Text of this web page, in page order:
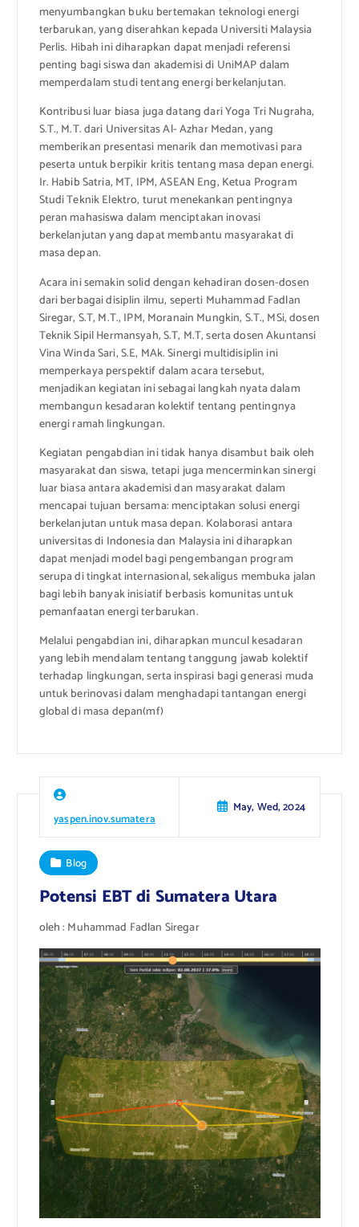
menyumbangkan buku bertemakan teknologi energi
terbarukan, yang diserahkan kepada Universiti Malaysia
Perlis. Hibah ini diharapkan dapat menjadi referensi
penting bagi siswa dan akademisi di UniMAP dalam
memperdalam studi tentang energi berkelanjutan.
Kontribusi luar biasa juga datang dari Yoga Tri Nugraha,
S.T., M.T. dari Universitas Al- Azhar Medan, yang
memberikan presentasi menarik dan memotivasi para
peserta untuk berpikir kritis tentang masa depan energi.
Ir. Habib Satria, MT, IPM, ASEAN Eng, Ketua Program
Studi Teknik Elektro, turut menekankan pentingnya
peran mahasiswa dalam menciptakan inovasi
berkelanjutan yang dapat membantu masyarakat di
masa depan.
Acara ini semakin solid dengan kehadiran dosen-dosen
dari berbagai disiplin ilmu, seperti Muhammad Fadlan
Siregar, S.T, M.T., IPM, Moranain Mungkin, S.T., MSi, dosen
Teknik Sipil Hermansyah, S.T, M.T, serta dosen Akuntansi
Vina Winda Sari, S.E, MAk. Sinergi multidisiplin ini
memperkaya perspektif dalam acara tersebut,
menjadikan kegiatan ini sebagai langkah nyata dalam
membangun kesadaran kolektif tentang pentingnya
energi ramah lingkungan.
Kegiatan pengabdian ini tidak hanya disambut baik oleh
masyarakat dan siswa, tetapi juga mencerminkan sinergi
luar biasa antara akademisi dan masyarakat dalam
mencapai tujuan bersama: menciptakan solusi energi
berkelanjutan untuk masa depan. Kolaborasi antara
universitas di Indonesia dan Malaysia ini diharapkan
dapat menjadi model bagi pengembangan program
serupa di tingkat internasional, sekaligus membuka jalan
bagi lebih banyak inisiatif berbasis komunitas untuk
pemanfaatan energi terbarukan.
Melalui pengabdian ini, diharapkan muncul kesadaran
yang lebih mendalam tentang tanggung jawab kolektif
terhadap lingkungan, serta inspirasi bagi generasi muda
untuk berinovasi dalam menghadapi tantangan energi
global di masa depan(mf)
yaspen.inov.sumatera
May, Wed, 2024
Blog
Potensi EBT di Sumatera Utara
oleh : Muhammad Fadlan Siregar